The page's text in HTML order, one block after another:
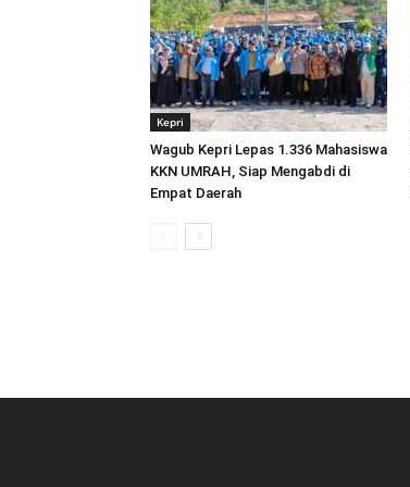
Kepri
Wagub Kepri Lepas 1.336 Mahasiswa
KKN UMRAH, Siap Mengabdi di
Empat Daerah